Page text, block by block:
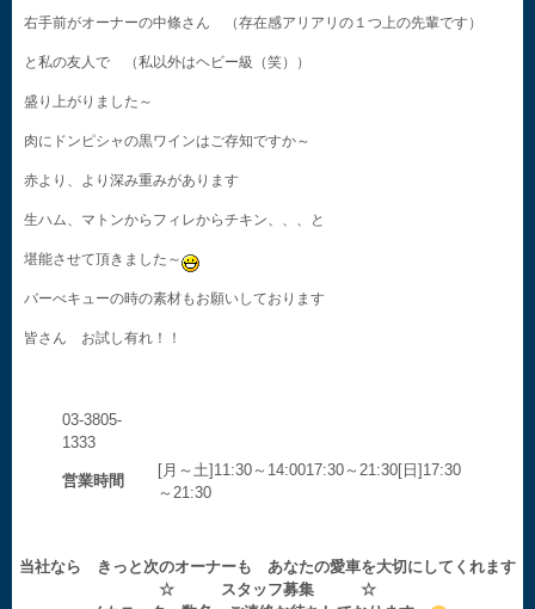
右手前がオーナーの中條さん （存在感アリアリの１つ上の先輩です）
と私の友人で （私以外はヘビー級（笑））
盛り上がりました～
肉にドンピシャの黒ワインはご存知ですか～
赤より、より深み重みがあります
生ハム、マトンからフィレからチキン、、、と
堪能させて頂きました～
バーべキューの時の素材もお願いしております
皆さん お試し有れ！！
03-3805-
1333
営業時間
[月～土]11:30～14:0017:30～21:30[日]17:30
～21:30
当社なら きっと次のオーナーも あなたの愛車を大切にしてくれます
☆ スタッフ募集 ☆